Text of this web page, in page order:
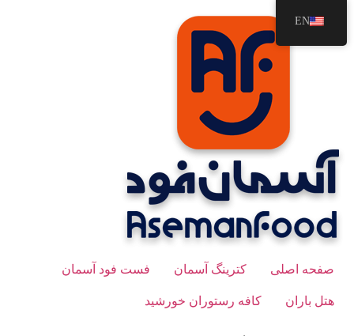
محتوا
صفحه اصلی کترینگ آسمان فست فود آسمان
هتل باران کافه رستوران خورشید
EN